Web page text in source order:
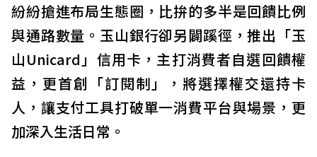
紛紛搶進布局生態圈，比拚的多半是回饋比例
與通路數量。玉山銀行卻另闢蹊徑，推出「玉
山Unicard」信用卡，主打消費者自選回饋權
益，更首創「訂閱制」，將選擇權交還持卡
人，讓支付工具打破單一消費平台與場景，更
加深入生活日常。